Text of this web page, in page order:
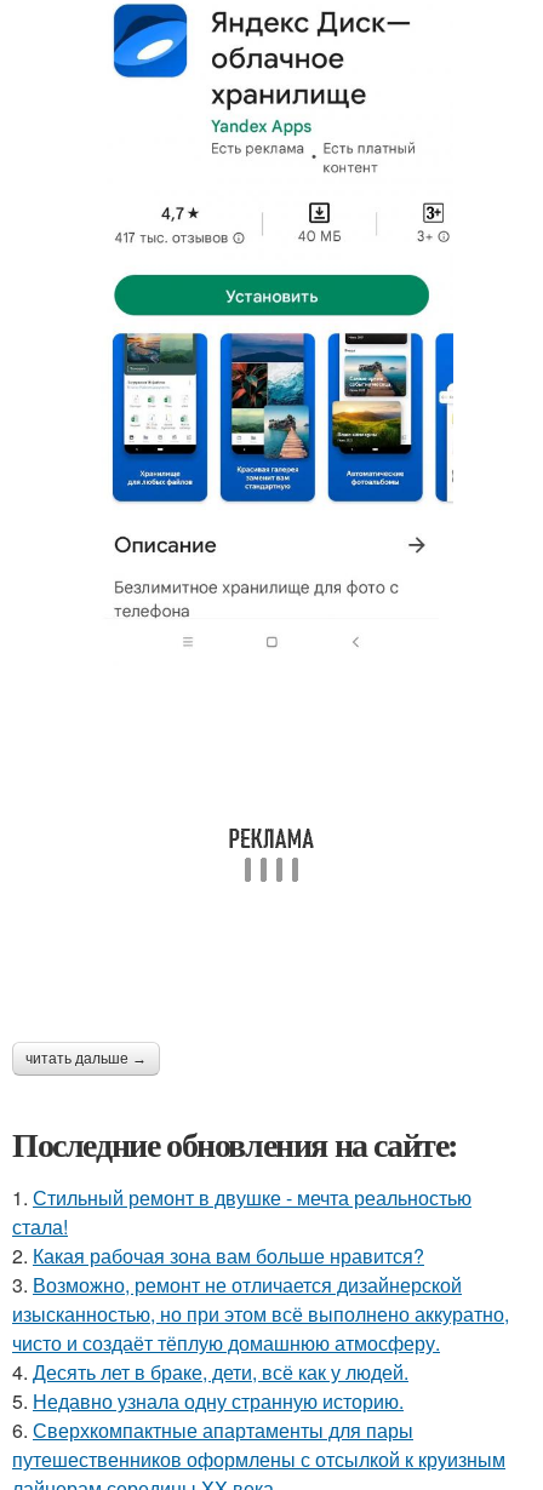
читать дальше →
Последние обновления на сайте:
1. Стильный ремонт в двушке - мечта реальностью
стала!
2. Какая рабочая зона вам больше нравится?
3. Возможно, ремонт не отличается дизайнерской
изысканностью, но при этом всё выполнено аккуратно,
чисто и создаёт тёплую домашнюю атмосферу.
4. Десять лет в браке, дети, всё как у людей.
5. Недавно узнала одну странную историю.
6. Сверхкомпактные апартаменты для пары
путешественников оформлены с отсылкой к круизным